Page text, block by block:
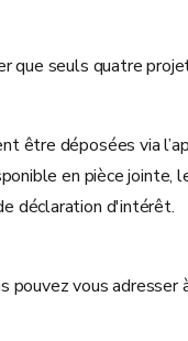
que seuls quatre
être déposées via
en pièce
déclaration d'intérêt.
pouvez vous adresser